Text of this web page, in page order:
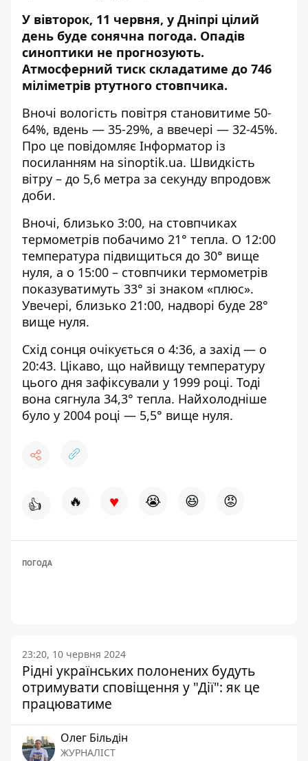
У вівторок, 11 червня, у Дніпрі цілий
день буде сонячна погода. Опадів
синоптики не прогнозують.
Атмосферний тиск складатиме до 746
міліметрів ртутного стовпчика.
Вночі вологість повітря становитиме 50-
64%, вдень — 35-29%, а ввечері — 32-45%.
Про це повідомляє Інформатор із
посиланням на sinoptik.ua. Швидкість
вітру – до 5,6 метра за секунду впродовж
доби.
Вночі, близько 3:00, на стовпчиках
термометрів побачимо 21° тепла. О 12:00
температура підвищиться до 30° вище
нуля, а о 15:00 – стовпчики термометрів
показуватимуть 33° зі знаком «плюс».
Увечері, близько 21:00, надворі буде 28°
вище нуля.
Схід сонця очікується о 4:36, а захід — о
20:43. Цікаво, що найвищу температуру
цього дня зафіксували у 1999 році. Тоді
вона сягнула 34,3° тепла. Найхолодніше
було у 2004 році — 5,5° вище нуля.
👍 🔥 ♥ 😭 😆 😡
ПОГОДА
23:20, 10 червня 2024
Рідні українських полонених будуть
отримувати сповіщення у "Дії": як це
працюватиме
Олег Більдін
ЖУРНАЛІСТ